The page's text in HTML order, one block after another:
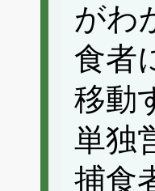
がわ
食者
移動
単独
捕食